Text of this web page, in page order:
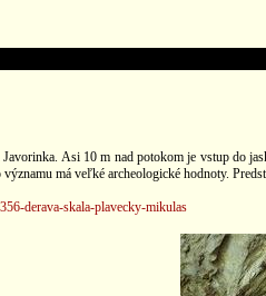
Asi 10 m nad potokom je vstup do
má veľké archeologické hodnoty.
derava-skala-plavecky-mikulas